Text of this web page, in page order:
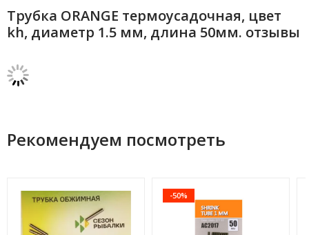
Трубка ORANGE термоусадочная, цвет
kh, диаметр 1.5 мм, длина 50мм. отзывы
Рекомендуем посмотреть
-50%